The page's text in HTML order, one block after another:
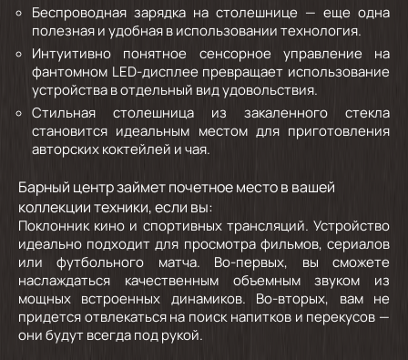
Беспроводная зарядка на столешнице — еще одна
полезная и удобная в использовании технология.
Интуитивно понятное сенсорное управлениена
фантомном LED-дисплее превращает использование
устройства в отдельный вид удовольствия.
Стильная столешница из закаленного стекла
становится идеальным местом для приготовления
авторских коктейлей и чая.
Барный центр займет почетное место в вашей
коллекции техники, если вы:
Поклонник кино и спортивных трансляций. Устройство
идеально подходит для просмотра фильмов, сериалов
или футбольного матча. Во-первых, вы сможете
наслаждаться качественным объемным звуком из
мощных встроенных динамиков. Во-вторых, вам не
придется отвлекаться на поиск напитков и перекусов —
они будут всегда под рукой.